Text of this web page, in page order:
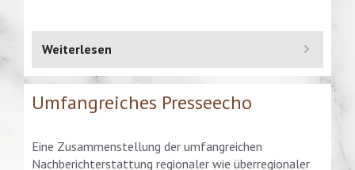
Weiterlesen
Umfangreiches Presseecho
Eine Zusammenstellung der umfangreichen
Nachberichterstattung regionaler wie überregionaler